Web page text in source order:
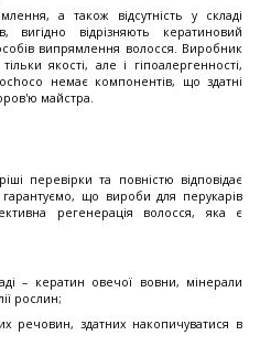
а також відсутність у складі
вигідно відрізняють кератиновий
випрямлення волосся. Виробник
якості, але і гіпоалергенності,
немає компонентів, що здатні
майстра.
перевірки та повністю відповідає
що вироби для перукарів
регенерація волосся, яка є
– кератин овечої вовни, мінерали
рослин;
речовин, здатних накопичуватися в